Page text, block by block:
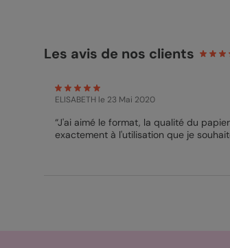
Les avis de nos clients
ELISABETH le 23 Mai 2020
“J'ai aimé le format, la qualité du
exactement à l'utilisation que je